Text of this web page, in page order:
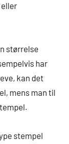
størrelse
har
kan det
mens man til
stempel